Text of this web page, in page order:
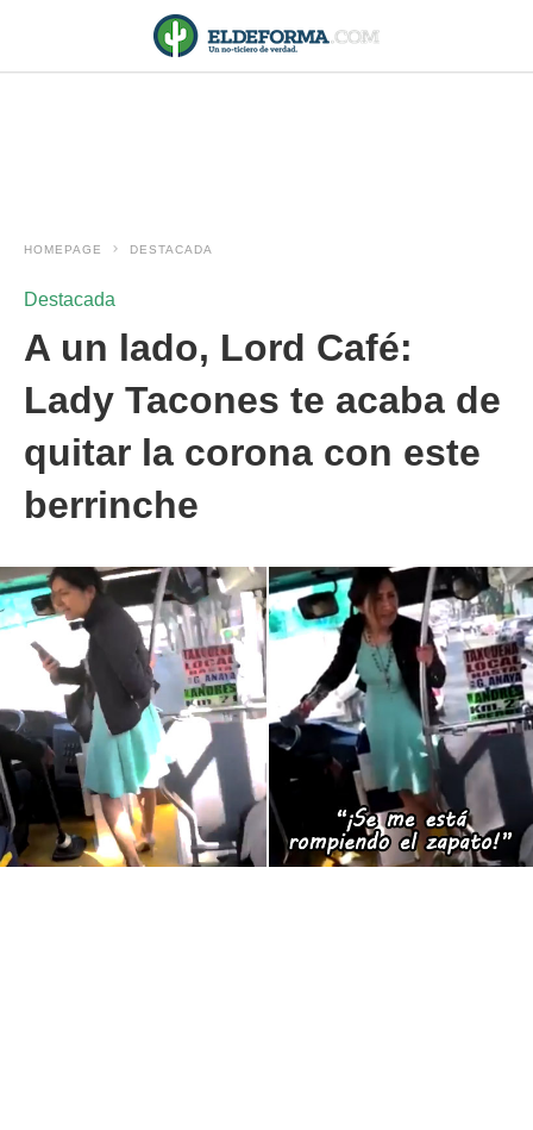
HOMEPAGE DESTACADA
Destacada
A un lado, Lord Café:
Lady Tacones te acaba de
quitar la corona con este
berrinche